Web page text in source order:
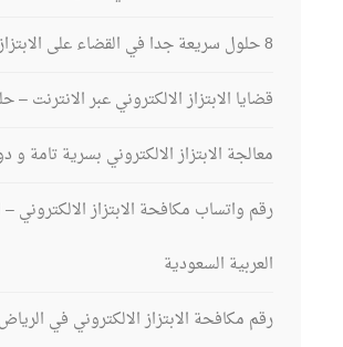
الابتزاز الالكتروني عبر الانترنت – حلول فورية
الابتزاز الالكتروني بسرية تامة و دون علم الاهل
واتساب مكافحة الابتزاز الالكتروني – المملكة
السعودية
مكافحة الابتزاز الالكتروني في الرياض و كافة